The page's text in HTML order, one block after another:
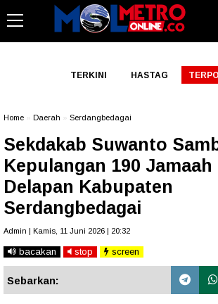
TERKINI HASTAG
Home Daerah Serdangbedagai
Sekdakab Suwanto
Kepulangan 190
Delapan Kabupaten
Serdangbedagai
Admin | Kamis, 11 Juni 2026 | 20:32
bacakan stop screen
Sebarkan: